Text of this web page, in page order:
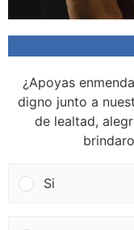
¿Apoyas
digno junto a
de lealtad,
Si